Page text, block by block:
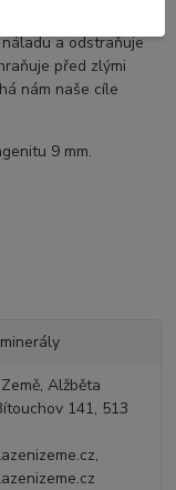
a odstraňuje
před zlými
nám naše cíle
9 mm.
Alžběta
141, 513